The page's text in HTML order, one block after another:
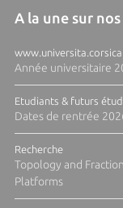
A la une sur
www.universita.corsica
Année universitaire
Etudiants & futurs
Dates de rentrée
Recherche
Topology and
Platforms